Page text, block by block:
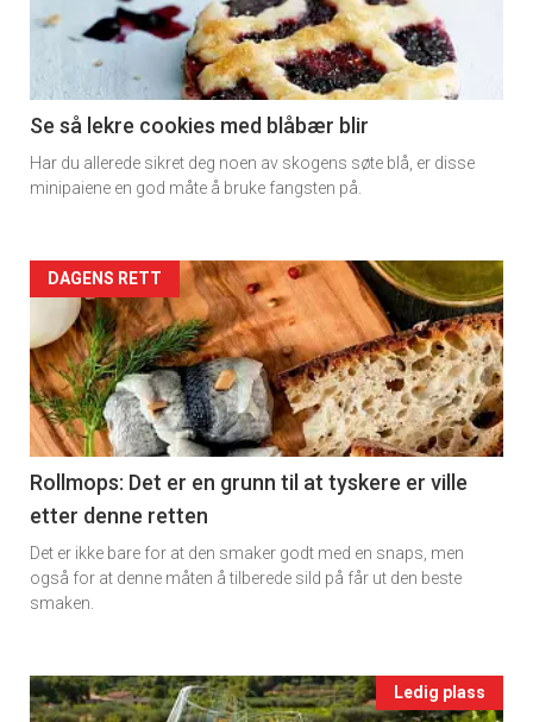
-
section
11
Dagens
Se så lekre cookies med blåbær blir
Har du allerede sikret deg noen av skogens søte blå, er disse
minipaiene en god måte å bruke fangsten på.
Artikler
detail
-
section
11
Ukens
vin
DAGENS RETT
Rollmops: Det er en grunn til at tyskere er ville
etter denne retten
Det er ikke bare for at den smaker godt med en snaps, men
også for at denne måten å tilberede sild på får ut den beste
smaken.
Events
Ledig plass